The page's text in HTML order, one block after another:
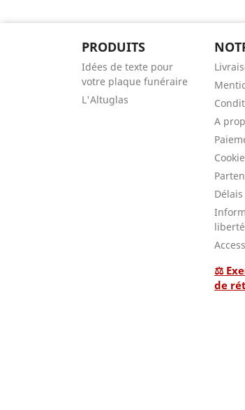
PRODUITS
Idées de texte pour
votre plaque funéraire
L'Altuglas
A
⚖
de